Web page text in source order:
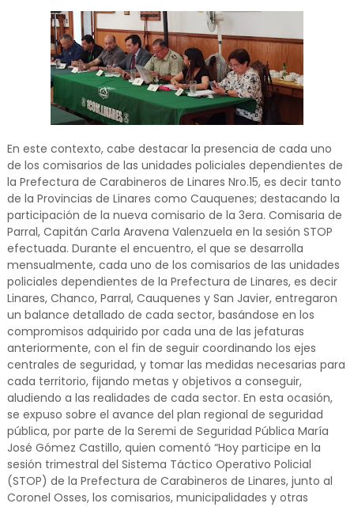
En este contexto, cabe destacar la presencia de cada uno
de los comisarios de las unidades policiales dependientes de
la Prefectura de Carabineros de Linares Nro.15, es decir tanto
de la Provincias de Linares como Cauquenes; destacando la
participación de la nueva comisario de la 3era. Comisaria de
Parral, Capitán Carla Aravena Valenzuela en la sesión STOP
efectuada. Durante el encuentro, el que se desarrolla
mensualmente, cada uno de los comisarios de las unidades
policiales dependientes de la Prefectura de Linares, es decir
Linares, Chanco, Parral, Cauquenes y San Javier, entregaron
un balance detallado de cada sector, basándose en los
compromisos adquirido por cada una de las jefaturas
anteriormente, con el fin de seguir coordinando los ejes
centrales de seguridad, y tomar las medidas necesarias para
cada territorio, fijando metas y objetivos a conseguir,
aludiendo a las realidades de cada sector. En esta ocasión,
se expuso sobre el avance del plan regional de seguridad
pública, por parte de la Seremi de Seguridad Pública María
José Gómez Castillo, quien comentó “Hoy participe en la
sesión trimestral del Sistema Táctico Operativo Policial
(STOP) de la Prefectura de Carabineros de Linares, junto al
Coronel Osses, los comisarios, municipalidades y otras